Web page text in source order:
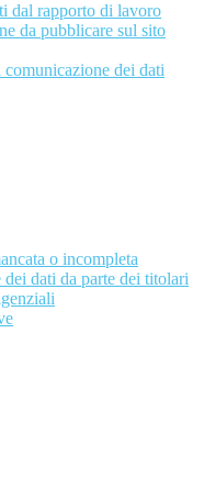
dal rapporto di lavoro
da pubblicare sul sito
comunicazione dei dati
o incompleta
dati da parte dei titolari